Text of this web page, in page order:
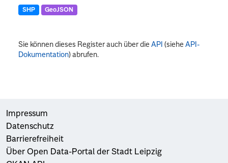
SHP GeoJSON
Sie können dieses Register auch über dieAPI (sieheAPI-
Dokumentation) abrufen.
Impressum
Datenschutz
Barrierefreiheit
Über Open Data-Portal der Stadt Leipzig